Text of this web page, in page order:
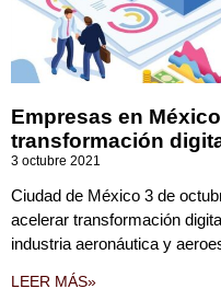
Empresas en
transformación
3 octubre 2021
Ciudad de México 3 de
acelerar transformación
industria aeronáutica y
LEER MÁS»